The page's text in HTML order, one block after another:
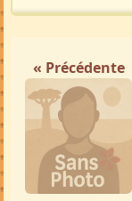
« Précédente